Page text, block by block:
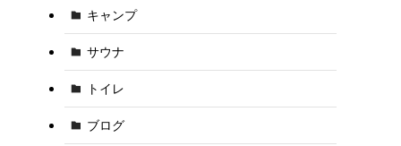
キャンプ
サウナ
トイレ
ブログ